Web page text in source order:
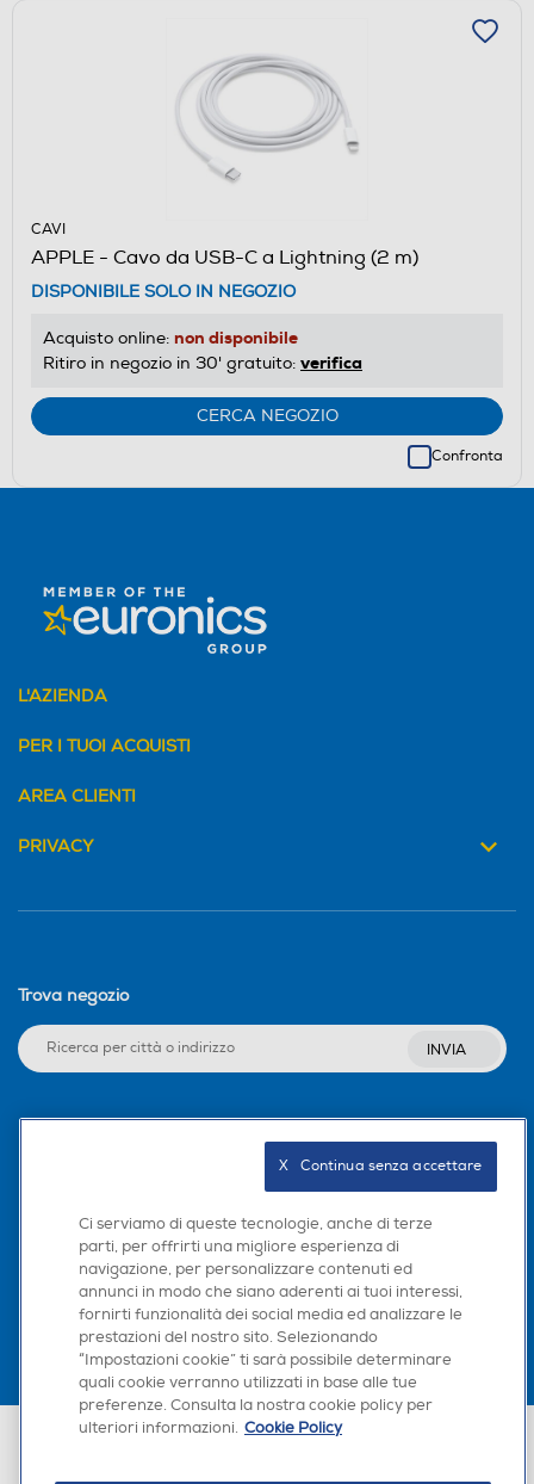
CAVI
APPLE - Cavo da USB-C a Lightning (2 m)
DISPONIBILE SOLO IN NEGOZIO
Acquisto online: non disponibile
Ritiro in negozio in 30' gratuito: verifica
CERCA NEGOZIO
Confronta
L'AZIENDA
PER I TUOI ACQUISTI
AREA CLIENTI
PRIVACY
Trova negozio
INVIA
Scarica la nostra app
Euronics Italia SpA. Sede legale Via Montefeltro, 6/a 20156 Milano
Ci serviamo di queste tecnologie, anche di terze
parti, per offrirti una migliore esperienza di
navigazione, per personalizzare contenuti ed
annunci in modo che siano aderenti ai tuoi interessi,
fornirti funzionalità dei social media ed analizzare le
prestazioni del nostro sito. Selezionando
“Impostazioni cookie” ti sarà possibile determinare
quali cookie verranno utilizzati in base alle tue
preferenze. Consulta la nostra cookie policy per
ulteriori informazioni. Cookie Policy
X   Continua senza accettare